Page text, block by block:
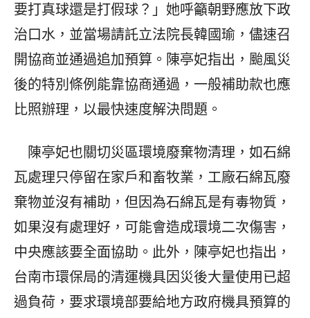
要打真球還是打假球？」她呼籲朝野應放下政
治口水，並當場請託立法院長韓國瑜，儘速召
開協商並通過追加預算。陳亭妃指出，颱風災
後的特別條例能靠協商通過，一般補助款也應
比照辦理，以最快速度解決問題。
陳亭妃也關切災區環境廢棄物清理，如石綿
瓦處理只停留在家戶和畜牧業，工廠石綿瓦廢
棄物並沒有補助，但因為石綿瓦是有毒物質，
如果沒有處理好，可能會造成環境二次傷害，
中央應該要全面協助。此外，陳亭妃也指出，
台南市環保局的清運機具因災後大量使用已超
過負荷，要求環境部要給地方政府機具預算的